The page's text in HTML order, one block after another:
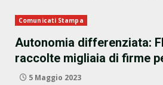
Comunicati Stampa
Autonomia differenziata:
raccolte migliaia di firme
5 Maggio 2023